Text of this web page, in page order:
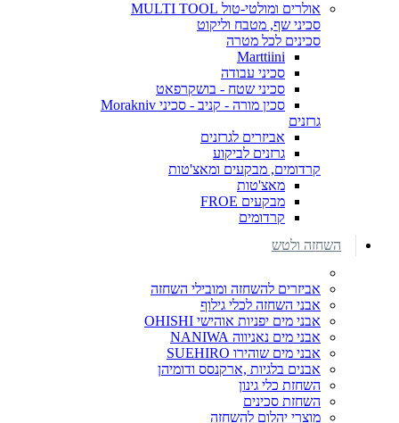
אולרים ומולטי-טול MULTI TOOL
סכיני שף, מטבח וליקוט
סכינים לכל מטרה
Marttiini
סכיני עבודה
סכיני שטח - בושקרפאט
סכין מורה - קניב - סכיני Morakniv
גרזנים
אביזרים לגרזנים
גרזנים לביקוע
קרדומים, מבקעים ומאצ'טות
מאצ'טות
מבקעים FROE
קרדומים
השחזה ולטש
אביזרים להשחזה ומובילי השחזה
אבני השחזה לכלי גילוף
אבני מים יפניות אוהישי OHISHI
אבני מים נאניווה NANIWA
אבני מים שוהירו SUEHIRO
אבנים בלגיות ,ארקנסס ודומיהן
השחזת כלי גינון
השחזת סכינים
מוצרי יהלום להשחזה